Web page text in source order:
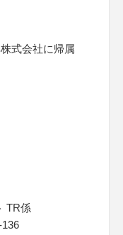
式会社に帰属
TR係